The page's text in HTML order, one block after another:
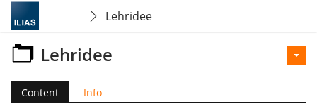
Lehridee
Lehridee
Content Info